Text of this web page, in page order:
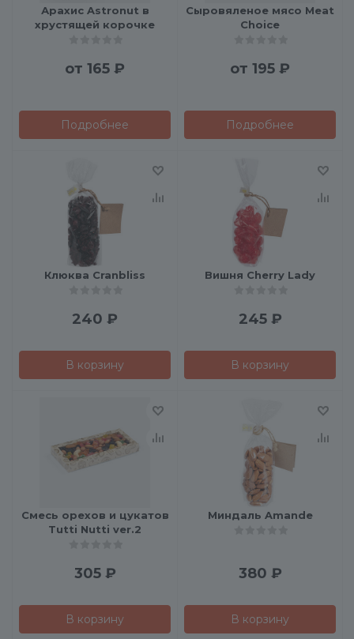
Арахис Astronut в
хрустящей корочке
от 165 ₽
Подробнее
Сыровяленое мясо Meat
Choice
от 195 ₽
Подробнее
Клюква Cranbliss
240 ₽
В корзину
Вишня Cherry Lady
245₽
В корзину
Смесь орехов и цукатов
Tutti Nutti ver.2
305₽
В корзину
Миндаль Amande
380 ₽
В корзину